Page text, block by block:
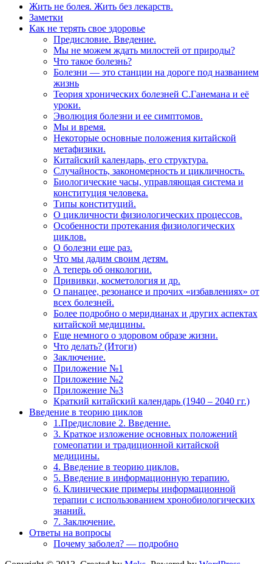
Жить не болея. Жить без лекарств.
Заметки
Как не терять свое здоровье
Предисловие. Введение.
Мы не можем ждать милостей от природы?
Что такое болезнь?
Болезни — это станции на дороге под названием
жизнь
Теория хронических болезней С.Ганемана и её
уроки.
Эволюция болезни и ее симптомов.
Мы и время.
Некоторые основные положения китайской
метафизики.
Китайский календарь, его структура.
Случайность, закономерность и цикличность.
Биологические часы, управляющая система и
конституция человека.
Типы конституций.
О цикличности физиологических процессов.
Особенности протекания физиологических
циклов.
О болезни еще раз.
Что мы дадим своим детям.
А теперь об онкологии.
Прививки, косметология и др.
О панацее, резонансе и прочих «избавлениях» от
всех болезней.
Более подробно о меридианах и других аспектах
китайской медицины.
Еще немного о здоровом образе жизни.
Что делать? (Итоги)
Заключение.
Приложение №1
Приложение №2
Приложение №3
Краткий китайский календарь (1940 – 2040 гг.)
Введение в теорию циклов
1.Предисловие 2. Введение.
3. Краткое изложение основных положений
гомеопатии и традиционной китайской
медицины.
4. Введение в теорию циклов.
5. Введение в информационную терапию.
6. Клинические примеры информационной
терапии с использованием хронобиологических
знаний.
7. Заключение.
Ответы на вопросы
Почему заболел? — подробно